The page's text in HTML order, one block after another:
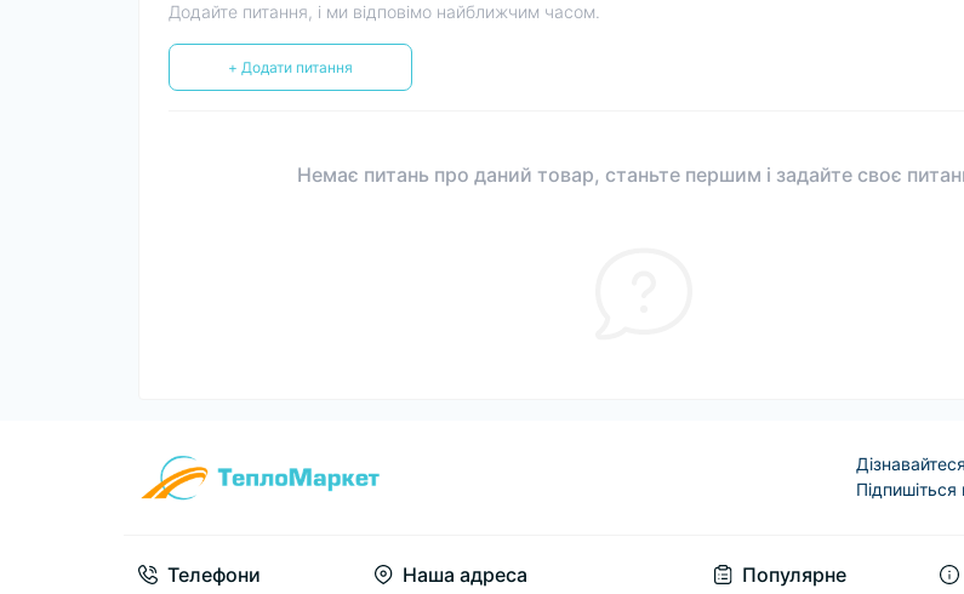
Додайте питання, і ми відповімо найближчим часом.
+ Додати питання
Немає питань про даний товар, станьте першим і задайте своє
Телефони Наша адреса Популярне